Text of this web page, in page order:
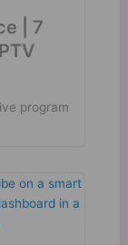
| 7
program